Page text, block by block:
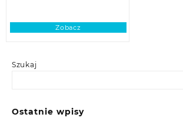
Szukaj
Ostatnie wpisy
Zobacz